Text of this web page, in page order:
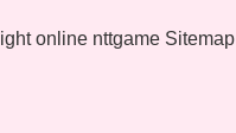
online nttgame Sitemap